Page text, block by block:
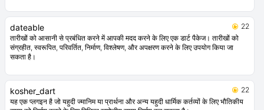
dateable
22
तारीखों को आसानी से प्रबंधित करने में आपकी मदद करने के लिए एक डार्ट पैकेज। तारीखों को
संग्रहीत, स्वरूपित, परिवर्तित, निर्माण, विश्लेषण, और अपक्षरण करने के लिए उपयोग किया जा
सकता है।
kosher_dart
22
यह एक प्लगइन है जो यहुदी ज्मानिम या प्रार्थना और अन्य यहुदी धार्मिक कर्तव्यों के लिए भौतिकीय